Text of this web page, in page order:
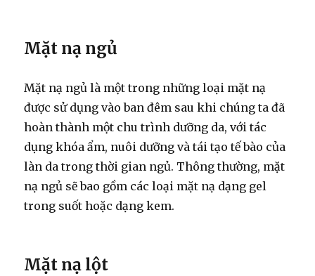
Mặt nạ ngủ
Mặt nạ ngủ là một trong những loại mặt nạ
được sử dụng vào ban đêm sau khi chúng ta đã
hoàn thành một chu trình dưỡng da, với tác
dụng khóa ẩm, nuôi dưỡng và tái tạo tế bào của
làn da trong thời gian ngủ. Thông thường, mặt
nạ ngủ sẽ bao gồm các loại mặt nạ dạng gel
trong suốt hoặc dạng kem.
Mặt nạ lột